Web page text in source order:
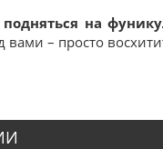
подняться на
вами – просто